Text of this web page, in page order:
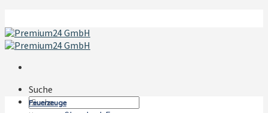
Inhalt
springen
Suche
Feuerzeuge